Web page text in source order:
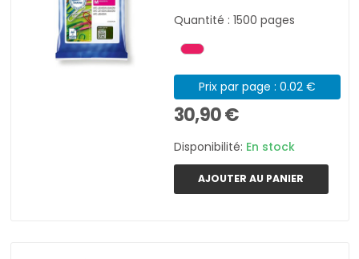
Quantité : 1500 pages
Prix par page : 0.02 €
30,90 €
Disponibilité: En stock
AJOUTER AU PANIER